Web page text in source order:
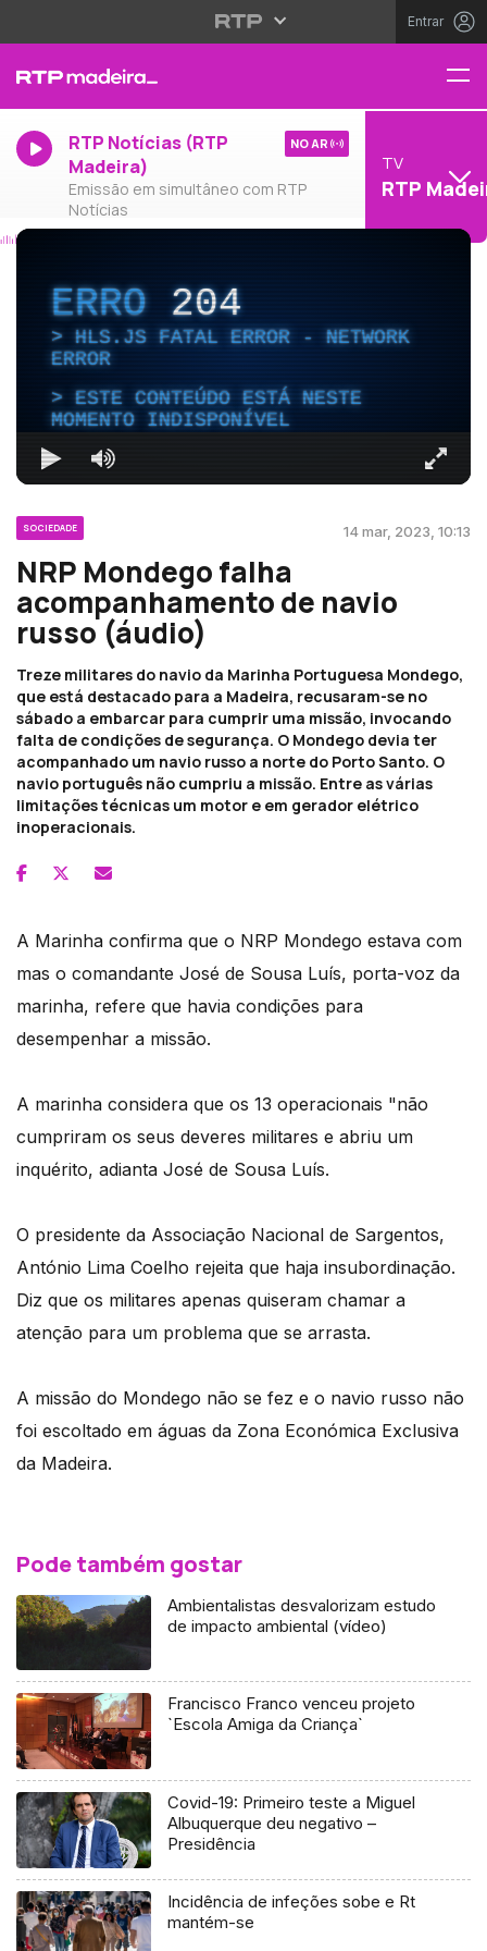
Entrar
RTP Notícias (RTP
Madeira)
Emissão em simultâneo com RTP
Notícias
NO AR
TV
RTP
ERRO204
HLS.JS FATAL ERROR - NETWORK
ERROR
ESTE CONTEÚDO ESTÁ NESTE
MOMENTO INDISPONÍVEL
SOCIEDADE 14 mar, 2023, 10:13
NRP Mondego falha
acompanhamento de navio
russo (áudio)
Treze militares do navio da Marinha Portuguesa Mondego,
que está destacado para a Madeira, recusaram-se no
sábado a embarcar para cumprir uma missão, invocando
falta de condições de segurança. O Mondego devia ter
acompanhado um navio russo a norte do Porto Santo. O
navio português não cumpriu a missão. Entre as várias
limitações técnicas um motor e em gerador elétrico
inoperacionais.
A Marinha confirma que o NRP Mondego estava com
mas o comandante José de Sousa Luís, porta-voz da
marinha, refere que havia condições para
desempenhar a missão.
A marinha considera que os 13 operacionais "não
cumpriram os seus deveres militares e abriu um
inquérito, adianta José de Sousa Luís.
O presidente da Associação Nacional de Sargentos,
António Lima Coelho rejeita que haja insubordinação.
Diz que os militares apenas quiseram chamar a
atenção para um problema que se arrasta.
A missão do Mondego não se fez e o navio russo não
foi escoltado em águas da Zona Económica Exclusiva
da Madeira.
Pode também gostar
Ambientalistas desvalorizam estudo
de impacto ambiental (vídeo)
Francisco Franco venceu projeto
`Escola Amiga da Criança`
Covid-19: Primeiro teste a Miguel
Albuquerque deu negativo –
Presidência
Incidência de infeções sobe e Rt
mantém-se